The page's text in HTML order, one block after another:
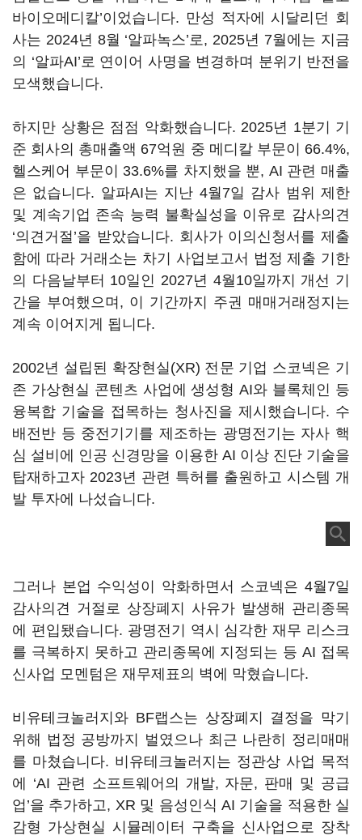
바이오메디칼’이었습니다. 만성 적자에 시달리던 회
사는 2024년 8월 ‘알파녹스’로, 2025년 7월에는 지금
의 ‘알파AI’로 연이어 사명을 변경하며 분위기 반전을
모색했습니다.
하지만 상황은 점점 악화했습니다. 2025년 1분기 기
준 회사의 총매출액 67억원 중 메디칼 부문이 66.4%,
헬스케어 부문이 33.6%를 차지했을 뿐, AI 관련 매출
은 없습니다. 알파AI는 지난 4월7일 감사 범위 제한
및 계속기업 존속 능력 불확실성을 이유로 감사의견
‘의견거절’을 받았습니다. 회사가 이의신청서를 제출
함에 따라 거래소는 차기 사업보고서 법정 제출 기한
의 다음날부터 10일인 2027년 4월10일까지 개선 기
간을 부여했으며, 이 기간까지 주권 매매거래정지는
계속 이어지게 됩니다.
2002년 설립된 확장현실(XR) 전문 기업 스코넥은 기
존 가상현실 콘텐츠 사업에 생성형 AI와 블록체인 등
융복합 기술을 접목하는 청사진을 제시했습니다. 수
배전반 등 중전기기를 제조하는 광명전기는 자사 핵
심 설비에 인공 신경망을 이용한 AI 이상 진단 기술을
탑재하고자 2023년 관련 특허를 출원하고 시스템 개
발 투자에 나섰습니다.
그러나 본업 수익성이 악화하면서 스코넥은 4월7일
감사의견 거절로 상장폐지 사유가 발생해 관리종목
에 편입됐습니다. 광명전기 역시 심각한 재무 리스크
를 극복하지 못하고 관리종목에 지정되는 등 AI 접목
신사업 모멘텀은 재무제표의 벽에 막혔습니다.
비유테크놀러지와 BF랩스는 상장폐지 결정을 막기
위해 법정 공방까지 벌였으나 최근 나란히 정리매매
를 마쳤습니다. 비유테크놀러지는 정관상 사업 목적
에 ‘AI 관련 소프트웨어의 개발, 자문, 판매 및 공급
업’을 추가하고, XR 및 음성인식 AI 기술을 적용한 실
감형 가상현실 시뮬레이터 구축을 신사업으로 장착